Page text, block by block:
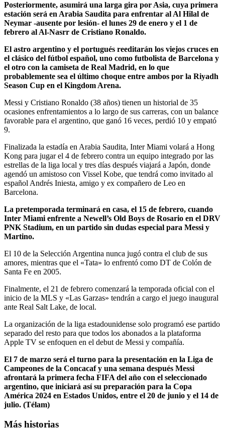
Posteriormente, asumirá una larga gira por Asia, cuya primera
estación será en Arabia Saudita para enfrentar al Al Hilal de
Neymar -ausente por lesión- el lunes 29 de enero y el 1 de
febrero al Al-Nasrr de Cristiano Ronaldo.
El astro argentino y el portugués reeditarán los viejos cruces en
el clásico del fútbol español, uno como futbolista de Barcelona y
el otro con la camiseta de Real Madrid, en lo que
probablemente sea el último choque entre ambos por la Riyadh
Season Cup en el Kingdom Arena.
Messi y Cristiano Ronaldo (38 años) tienen un historial de 35
ocasiones enfrentamientos a lo largo de sus carreras, con un balance
favorable para el argentino, que ganó 16 veces, perdió 10 y empató
9.
Finalizada la estadía en Arabia Saudita, Inter Miami volará a Hong
Kong para jugar el 4 de febrero contra un equipo integrado por las
estrellas de la liga local y tres días después viajará a Japón, donde
agendó un amistoso con Vissel Kobe, que tendrá como invitado al
español Andrés Iniesta, amigo y ex compañero de Leo en
Barcelona.
La pretemporada terminará en casa, el 15 de febrero, cuando
Inter Miami enfrente a Newell’s Old Boys de Rosario en el DRV
PNK Stadium, en un partido sin dudas especial para Messi y
Martino.
El 10 de la Selección Argentina nunca jugó contra el club de sus
amores, mientras que el «Tata» lo enfrentó como DT de Colón de
Santa Fe en 2005.
Finalmente, el 21 de febrero comenzará la temporada oficial con el
inicio de la MLS y «Las Garzas» tendrán a cargo el juego inaugural
ante Real Salt Lake, de local.
La organización de la liga estadounidense solo programó ese partido
separado del resto para que todos los abonados a la plataforma
Apple TV se enfoquen en el debut de Messi y compañía.
El 7 de marzo será el turno para la presentación en la Liga de
Campeones de la Concacaf y una semana después Messi
afrontará la primera fecha FIFA del año con el seleccionado
argentino, que iniciará así su preparación para la Copa
América 2024 en Estados Unidos, entre el 20 de junio y el 14 de
julio. (Télam)
Más historias